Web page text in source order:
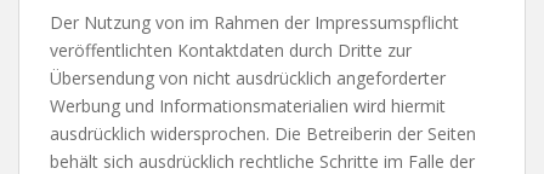
Der Nutzung von im Rahmen der Impressumspflicht
veröffentlichten Kontaktdaten durch Dritte zur
Übersendung von nicht ausdrücklich angeforderter
Werbung und Informationsmaterialien wird hiermit
ausdrücklich widersprochen. Die Betreiberin der Seiten
behält sich ausdrücklich rechtliche Schritte im Falle der